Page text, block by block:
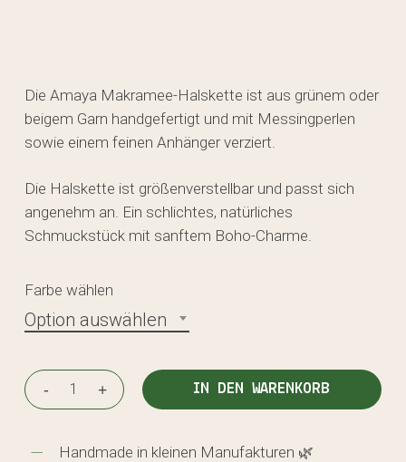
Die Amaya Makramee-Halskette ist aus grünem oder
beigem Garn handgefertigt und mit Messingperlen
sowie einem feinen Anhänger verziert.
Die Halskette ist größenverstellbar und passt sich
angenehm an. Ein schlichtes, natürliches
Schmuckstück mit sanftem Boho-Charme.
Farbe wählen
Option auswählen
IN DEN WARENKORB
Handmade in kleinen Manufakturen 🌿